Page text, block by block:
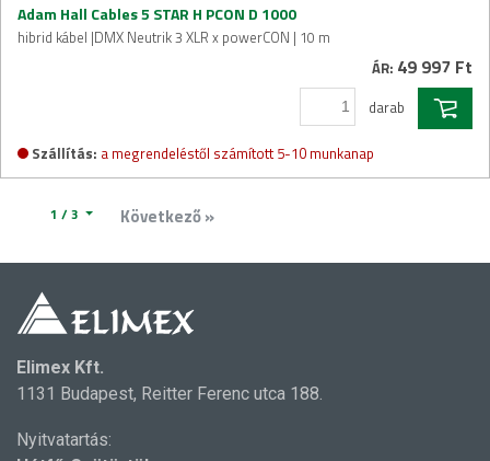
Adam Hall Cables 5 STAR H PCON D 1000
hibrid kábel |DMX Neutrik 3 XLR x powerCON | 10 m
ÁR: 49 997 Ft
darab
Szállítás: a megrendeléstől számított 5-10 munkanap
1 / 3 Következő »
Elimex Kft.
1131 Budapest, Reitter Ferenc utca 188.
Nyitvatartás: